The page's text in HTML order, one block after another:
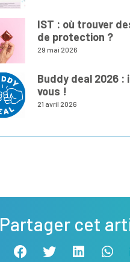
IST : où trouver
de protection ?
29 mai 2026
Buddy deal 2026 :
vous !
21 avril 2026
Partager cet